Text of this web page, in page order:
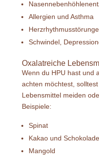
Allergien und Asthma
Schwindel,
Oxalatreiche
Wenn du HPU hast und
achten möchtest,
Lebensmittel meiden
Beispiele:
Spinat
Kakao und Schokolade
Mangold